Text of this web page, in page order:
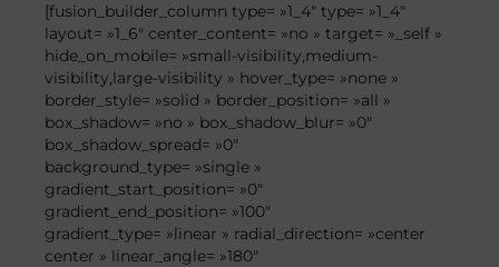
[fusion_builder_column type= »1_4″ type= »1_4″
layout= »1_6″ center_content= »no » target= »_self »
hide_on_mobile= »small-visibility,medium-
visibility,large-visibility » hover_type= »none »
border_style= »solid » border_position= »all »
box_shadow= »no » box_shadow_blur= »0″
box_shadow_spread= »0″
background_type= »single »
gradient_start_position= »0″
gradient_end_position= »100″
gradient_type= »linear » radial_direction= »center
center » linear_angle= »180″